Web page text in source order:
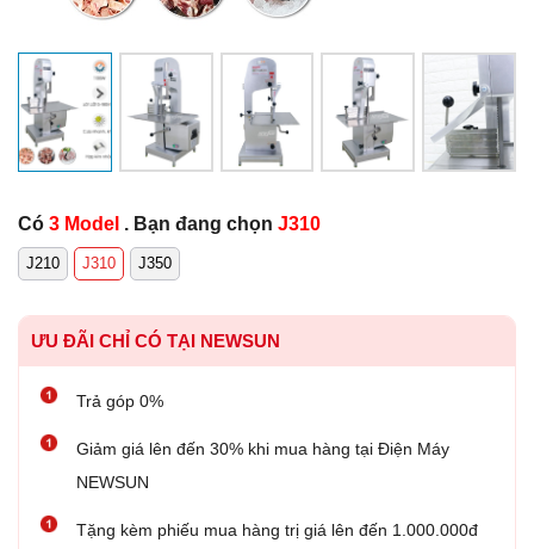
Có 3 Model . Bạn đang chọn J310
J210 J310 J350
ƯU ĐÃI CHỈ CÓ TẠI NEWSUN
Trả góp 0%
Giảm giá lên đến 30% khi mua hàng tại Điện Máy
NEWSUN
Tặng kèm phiếu mua hàng trị giá lên đến 1.000.000đ